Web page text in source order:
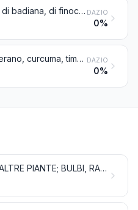
Semi di anice, di badiana, di finocchio, di coriandolo, di cumino o di carvi; bacche di ginepro DAZIO
0%
Zenzero, zafferano, curcuma, timo, foglie di alloro, curry ed altre spezie DAZIO
0%
ALBERI VIVI E ALTRE PIANTE; BULBI, RADICI E SIMILI; FIORI RECISI E FOGLIAME ORNAMENTALE